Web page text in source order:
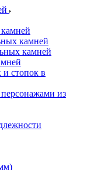
камней
камней
стопок в
из